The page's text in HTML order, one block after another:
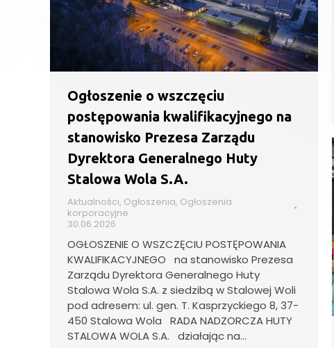
Ogłoszenie o wszczęciu
postępowania kwalifikacyjnego na
stanowisko Prezesa Zarządu
Dyrektora Generalnego Huty
Stalowa Wola S.A.
Aktualności, Ogłoszenia, Ogłoszenia
korporacyjne
30.06.2026
OGŁOSZENIE O WSZCZĘCIU POSTĘPOWANIA
KWALIFIKACYJNEGO na stanowisko Prezesa
Zarządu Dyrektora Generalnego Huty
Stalowa Wola S.A. z siedzibą w Stalowej Woli
pod adresem: ul. gen. T. Kasprzyckiego 8, 37-
450 Stalowa Wola RADA NADZORCZA HUTY
STALOWA WOLA S.A. działając na…